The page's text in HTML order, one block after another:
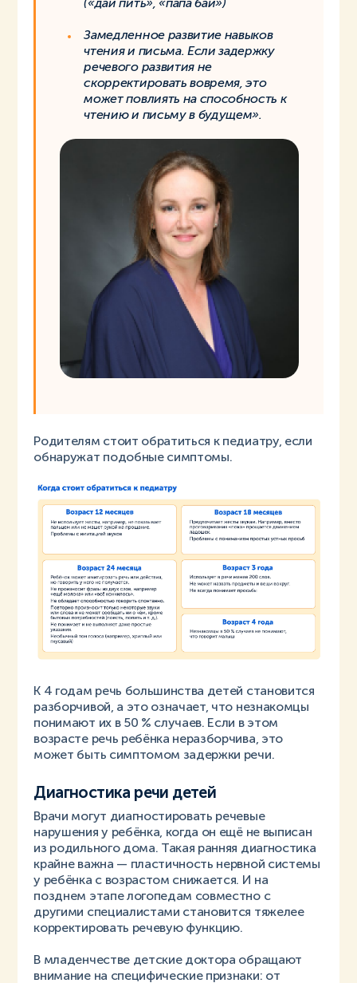
(«дай пить», «папа бай»)
Замедленное развитие навыков
чтения и письма. Если задержку
речевого развития не
скорректировать вовремя, это
может повлиять на способность к
чтению и письму в будущем».
Родителям стоит обратиться к педиатру, если
обнаружат подобные симптомы.
К 4 годам речь большинства детей становится
разборчивой, а это означает, что незнакомцы
понимают их в 50 % случаев. Если в этом
возрасте речь ребёнка неразборчива, это
может быть симптомом задержки речи.
Диагностика речи детей
Врачи могут диагностировать речевые
нарушения у ребёнка, когда он ещё не выписан
из родильного дома. Такая ранняя диагностика
крайне важна — пластичность нервной системы
у ребёнка с возрастом снижается. И на
позднем этапе логопедам совместно с
другими специалистами становится тяжелее
корректировать речевую функцию.
В младенчестве детские доктора обращают
внимание на специфические признаки: от